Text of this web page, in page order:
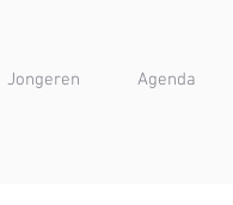
Jongeren Agenda